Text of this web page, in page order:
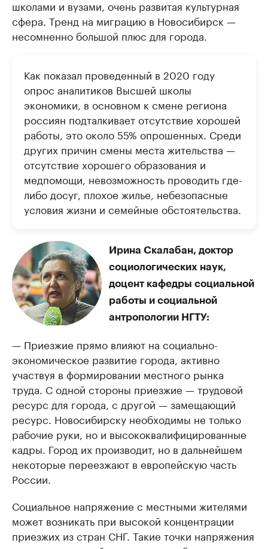
школами и вузами, очень развитая культурная
сфера. Тренд на миграцию в Новосибирск —
несомненно большой плюс для города.
Как показал проведенный в 2020 году
опрос аналитиков Высшей школы
экономики, в основном к смене региона
россиян подталкивает отсутствие хорошей
работы, это около 55% опрошенных. Среди
других причин смены места жительства —
отсутствие хорошего образования и
медпомощи, невозможность проводить где-
либо досуг, плохое жилье, небезопасные
условия жизни и семейные обстоятельства.
Ирина Скалабан, доктор
социологических наук,
доцент кафедры социальной
работы и социальной
антропологии НГТУ:
— Приезжие прямо влияют на социально-
экономическое развитие города, активно
участвуя в формировании местного рынка
труда. С одной стороны приезжие — трудовой
ресурс для города, с другой — замещающий
ресурс. Новосибирску необходимы не только
рабочие руки, но и высококвалифицированные
кадры. Город их производит, но в дальнейшем
некоторые переезжают в европейскую часть
России.
Социальное напряжение с местными жителями
может возникать при высокой концентрации
приезжих из стран СНГ. Такие точки напряжения